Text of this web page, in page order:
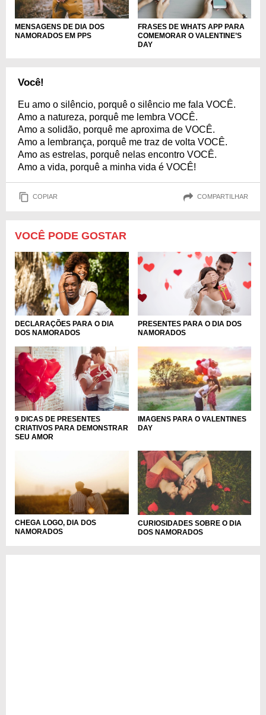
MENSAGENS DE DIA DOS
NAMORADOS EM PPS
FRASES DE WHATS APP PARA
COMEMORAR O VALENTINE’S
DAY
Você!
Eu amo o silêncio, porquê o silêncio me fala VOCÊ.
Amo a natureza, porquê me lembra VOCÊ.
Amo a solidão, porquê me aproxima de VOCÊ.
Amo a lembrança, porquê me traz de volta VOCÊ.
Amo as estrelas, porquê nelas encontro VOCÊ.
Amo a vida, porquê a minha vida é VOCÊ!
COPIAR COMPARTILHAR
VOCÊ PODE GOSTAR
DECLARAÇÕES PARA O DIA
DOS NAMORADOS
PRESENTES PARA O DIA DOS
NAMORADOS
9 DICAS DE PRESENTES
CRIATIVOS PARA DEMONSTRAR
SEU AMOR
IMAGENS PARA O VALENTINES
DAY
CHEGA LOGO, DIA DOS
NAMORADOS
CURIOSIDADES SOBRE O DIA
DOS NAMORADOS